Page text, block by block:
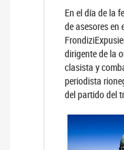
En el día de la
de asesores en
dirigente de la
clasista y
periodista
del partido del